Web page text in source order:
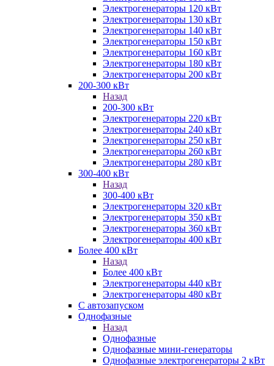
Электрогенераторы 120 кВт
Электрогенераторы 130 кВт
Электрогенераторы 140 кВт
Электрогенераторы 150 кВт
Электрогенераторы 160 кВт
Электрогенераторы 180 кВт
Электрогенераторы 200 кВт
200-300 кВт
Назад
200-300 кВт
Электрогенераторы 220 кВт
Электрогенераторы 240 кВт
Электрогенераторы 250 кВт
Электрогенераторы 260 кВт
Электрогенераторы 280 кВт
300-400 кВт
Назад
300-400 кВт
Электрогенераторы 320 кВт
Электрогенераторы 350 кВт
Электрогенераторы 360 кВт
Электрогенераторы 400 кВт
Более 400 кВт
Назад
Более 400 кВт
Электрогенераторы 440 кВт
Электрогенераторы 480 кВт
С автозапуском
Однофазные
Назад
Однофазные
Однофазные мини-генераторы
Однофазные электрогенераторы 2 кВт